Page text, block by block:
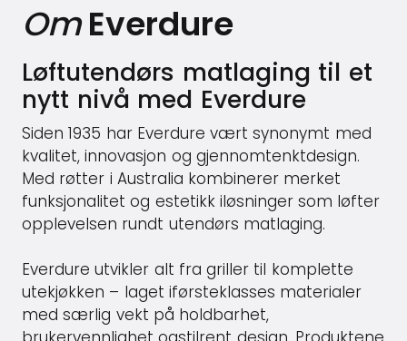
OmEverdure
Løftutendørs matlaging til et
nytt nivå med Everdure
Siden 1935 har Everdure vært synonymt med
kvalitet, innovasjon og gjennomtenktdesign.
Med røtter i Australia kombinerer merket
funksjonalitet og estetikk iløsninger som løfter
opplevelsen rundt utendørs matlaging.
Everdure utvikler alt fra griller til komplette
utekjøkken – laget iførsteklasses materialer
med særlig vekt på holdbarhet,